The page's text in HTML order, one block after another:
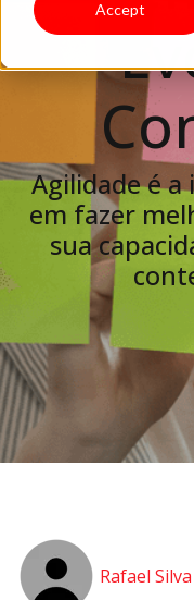
Accept
Agilidade é a
em fazer
sua
Rafael Silva